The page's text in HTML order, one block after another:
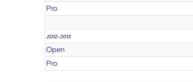
Pro
2012-2013
Open
Pro